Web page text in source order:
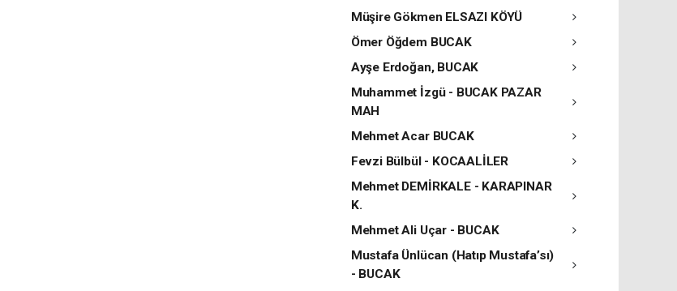
Müşire Gökmen ELSAZI KÖYÜ
Ömer Öğdem BUCAK
Ayşe Erdoğan, BUCAK
Muhammet İzgü - BUCAK PAZAR
MAH
Mehmet Acar BUCAK
Fevzi Bülbül - KOCAALİLER
Mehmet DEMİRKALE - KARAPINAR
K.
Mehmet Ali Uçar - BUCAK
Mustafa Ünlücan (Hatıp Mustafa’sı)
- BUCAK